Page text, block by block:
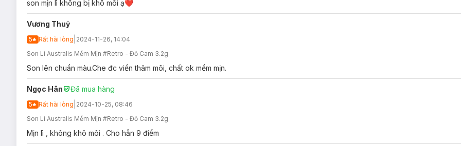
son mịn lì không bị khô môi ạ❤️
Vương Thuỷ
5 Rất hài lòng 2024-11-26, 14:04
Son Lì Australis Mềm Mịn #Retro - Đỏ Cam 3.2g
Son lên chuẩn màu.Che đc viền thâm môi, chất ok mềm mịn.
Ngọc Hân Đã mua hàng
5 Rất hài lòng 2024-10-25, 08:46
Son Lì Australis Mềm Mịn #Retro - Đỏ Cam 3.2g
Mịn lì , không khô môi . Cho hẳn 9 điểm